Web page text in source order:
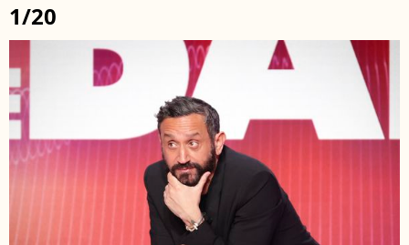
1/20